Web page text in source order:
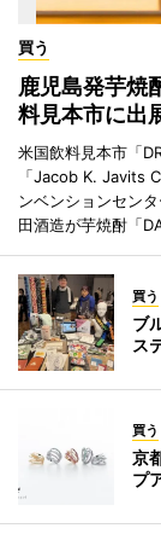
買う
鹿児島発芋
料見本市に出
米国飲料見本市「
「Jacob K. Javits
ンベンションセン
田酒造が芋焼酎「
買う
ブ
ス
買う
京
プ